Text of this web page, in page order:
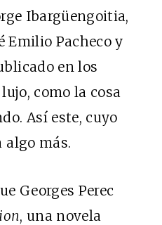
Ibargüengoitia,
Emilio Pacheco y
en los
como la cosa
Así este, cuyo
algo más.
Georges Perec
, una novela